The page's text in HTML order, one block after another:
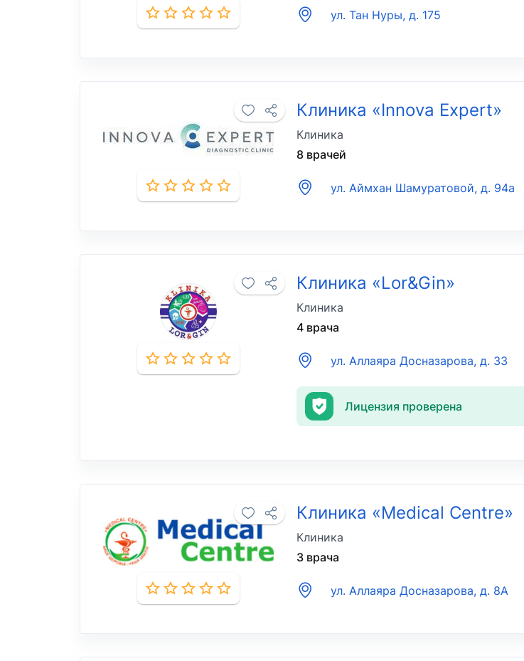
ул. Тан Нуры, д. 175
Клиника «Innova Expert»
Клиника
8 врачей
ул. Аймхан Шамуратовой, д. 94а
Клиника «Lor&Gin»
Клиника
4 врача
ул. Аллаяра Досназарова, д. 33
Лицензия проверена
Клиника «Medical Centre»
Клиника
3 врача
ул. Аллаяра Досназарова, д. 8А